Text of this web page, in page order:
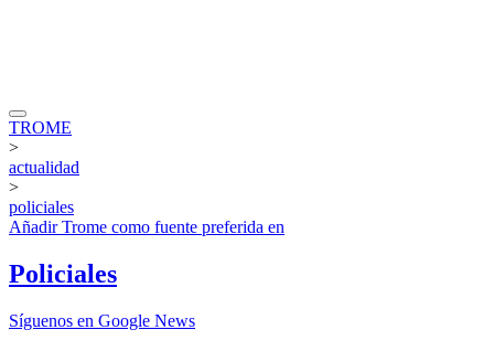
TROME
>
actualidad
>
policiales
AñadirTrome como fuente preferida en
Policiales
Síguenos en Google News